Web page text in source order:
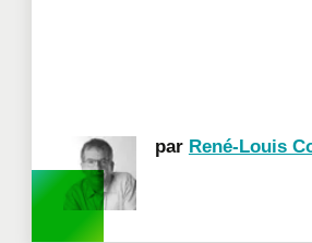
par René-Louis